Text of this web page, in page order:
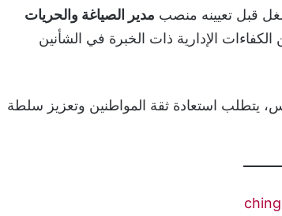
قبل تعيينه منصب مدير الصياغة والحريات
الكفاءات الإدارية ذات الخبرة في الشأنين
يتطلب استعادة ثقة المواطنين وتعزيز سلطة